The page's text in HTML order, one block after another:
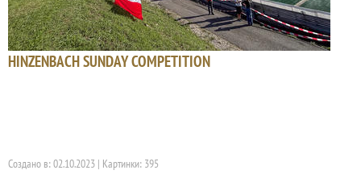
HINZENBACH SUNDAY COMPETITION
Создано в: 02.10.2023 | Картинки: 395